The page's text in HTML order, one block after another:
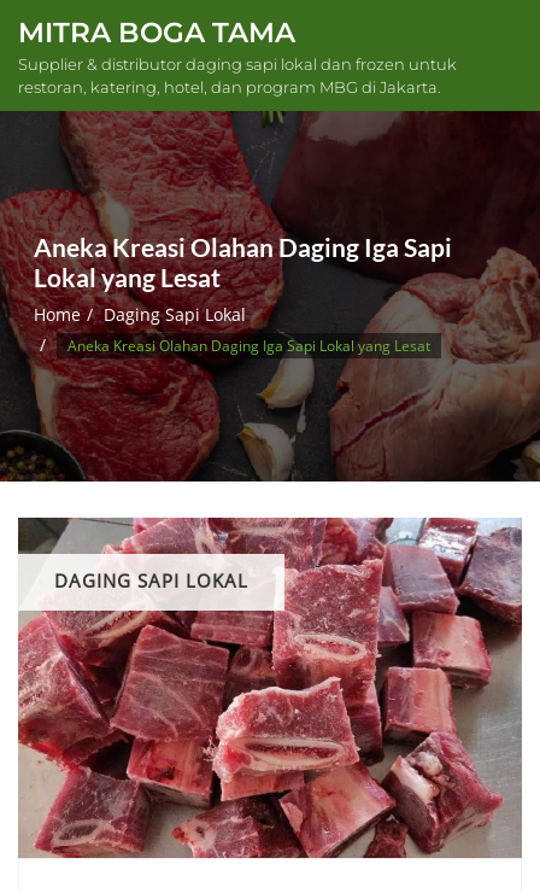
content
MITRA BOGA TAMA
Supplier & distributor daging sapi lokal dan frozen untuk
restoran, katering, hotel, dan program MBG di Jakarta.
Aneka Kreasi Olahan Daging Iga Sapi
Lokal yang Lesat
Home Daging Sapi Lokal
Aneka Kreasi Olahan Daging Iga Sapi Lokal yang Lesat
DAGING SAPI LOKAL